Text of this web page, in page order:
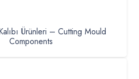
Ürünleri – Cutting Mould
Components